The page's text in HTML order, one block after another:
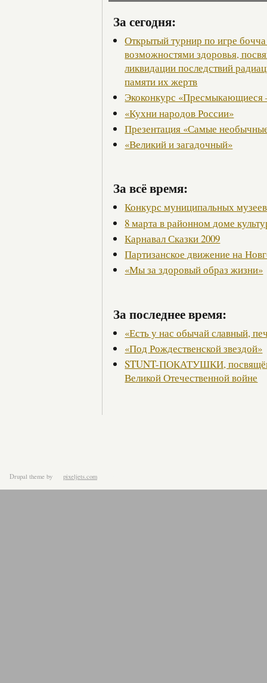
За сегодня:
Открытый турнир по игре
возможностями здоровья,
ликвидации последствий
памяти их жертв
Экоконкурс «Пресмыкающиеся
«Кухни народов России»
Презентация «Самые
«Великий и загадочный»
За всё время:
Конкурс муниципальных музеев
8 марта в районном доме
Карнавал Сказки 2009
Партизанское движение на
«Мы за здоровый образ жизни»
За последнее время:
«Есть у нас обычай славный,
«Под Рождественской звездой»
STUNT-ПОКАТУШКИ,
Великой Отечественной войне
Drupal theme by pixeljets.com